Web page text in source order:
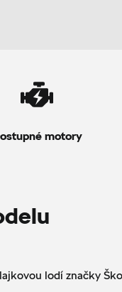
motory
lodí značky